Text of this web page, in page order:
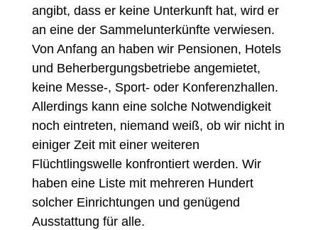
angibt, dass er keine Unterkunft hat, wird er
an eine der Sammelunterkünfte verwiesen.
Von Anfang an haben wir Pensionen, Hotels
und Beherbergungsbetriebe angemietet,
keine Messe-, Sport- oder Konferenzhallen.
Allerdings kann eine solche Notwendigkeit
noch eintreten, niemand weiß, ob wir nicht in
einiger Zeit mit einer weiteren
Flüchtlingswelle konfrontiert werden. Wir
haben eine Liste mit mehreren Hundert
solcher Einrichtungen und genügend
Ausstattung für alle.